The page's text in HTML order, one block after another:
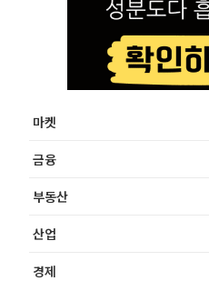
마켓
금융
부동산
산업
경제